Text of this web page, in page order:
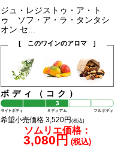
ジュ・レジストゥ・ア・ト
ゥ ソフ・ア・ラ・タンタシ
オン セ...
[ このワインのアロマ ]
ボディ（コク）
希望小売価格 3,520円(税込)
ソムリエ価格：
3,080円 (税込)